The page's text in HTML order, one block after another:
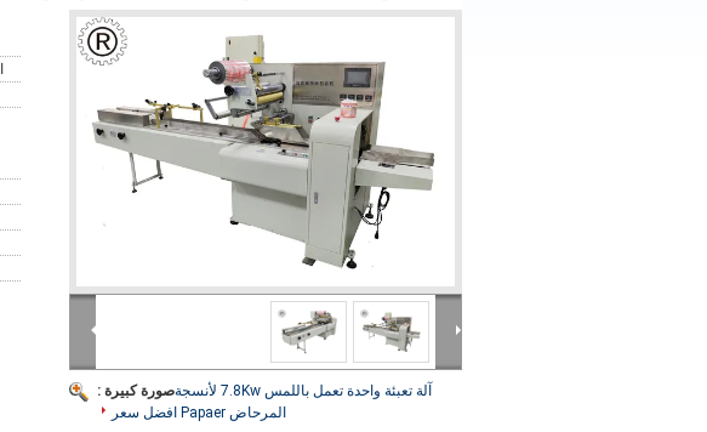
صورة كبيرة :آلة تعبئة واحدة تعمل باللمس 7.8Kw لأنسجة
المرحاض Papaer
افضل سعر